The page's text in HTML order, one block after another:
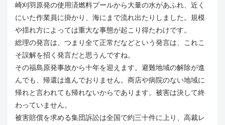
崎刈羽原発の使用済燃料プールから大量の水があふれ、近く
にいた作業員に掛かり、海にまで流れ出たりしました。規模
や揺れ方によっては重大な事態が起こり得たわけです。
総理の発言は、つまり全て正常だなどという発言は、これこ
そ誤解を招く発言だと思うんですね。
その福島原発事故から十年を迎えます。避難地域の解除が進
んでも、帰還は進んでおりません。商店や病院のない地域に
帰れと言われても帰れないからであります。被害は決して終
わっていません。
被害賠償を求める集団訴訟は全国で約三十件に上り、高裁レ